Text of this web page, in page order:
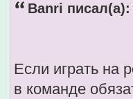
Banri писал(а):
Если играть на
в команде